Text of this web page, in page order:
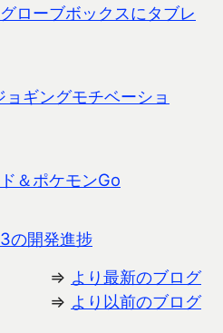
ローブボックスにタブレ
ギングモチベーショ
＆ポケモンGo
の開発進捗
⇒ より最新のブログ
⇒ より以前のブログ